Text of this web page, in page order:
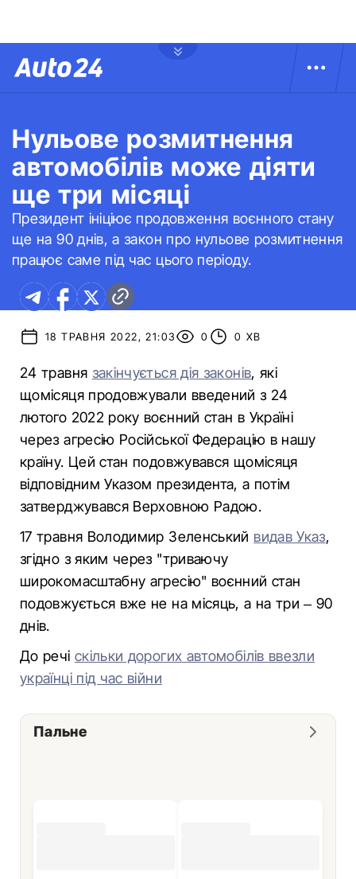
Нульове розмитнення
автомобілів може діяти
ще три місяці
Президент ініціює продовження воєнного стану
ще на 90 днів, а закон про нульове розмитнення
працює саме під час цього періоду.
18 ТРАВНЯ 2022, 21:03 0 0 ХВ
24 травня закінчується дія законів, які
щомісяця продовжували введений з 24
лютого 2022 року воєнний стан в Україні
через агресію Російської Федерацію в нашу
країну. Цей стан подовжувався щомісяця
відповідним Указом президента, а потім
затверджувався Верховною Радою.
17 травня Володимир Зеленський видав Указ,
згідно з яким через "триваючу
широкомасштабну агресію" воєнний стан
подовжується вже не на місяць, а на три – 90
днів.
До речі скільки дорогих автомобілів ввезли
українці під час війни
Пальне